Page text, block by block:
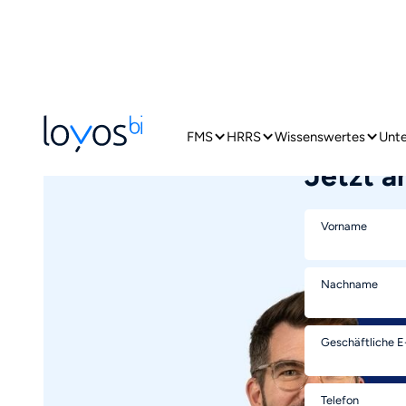
FMS HRRS Wissenswertes
Jetzt
Vorname
Nachname
Geschäftliche
Telefon